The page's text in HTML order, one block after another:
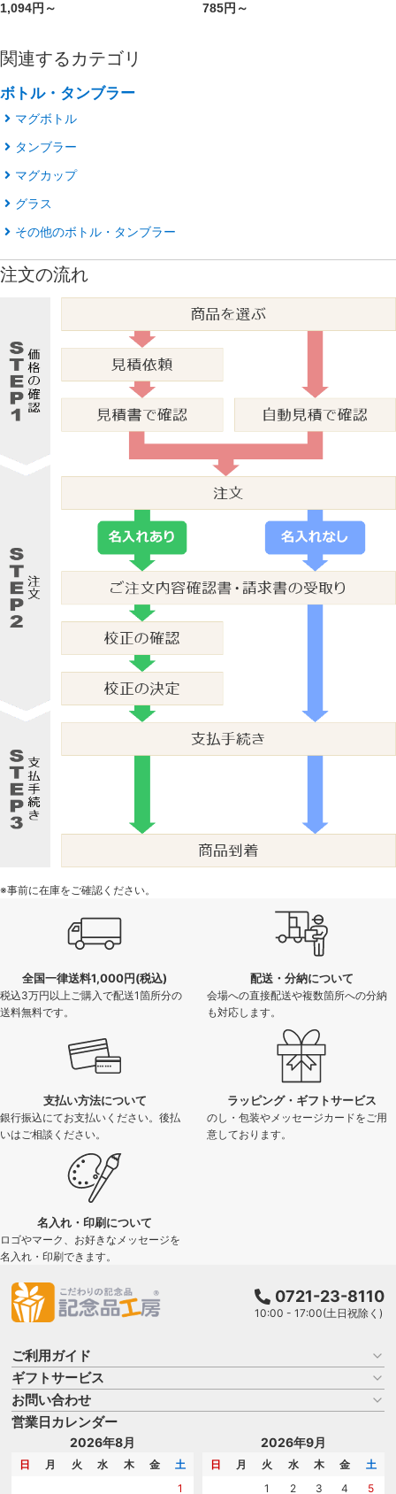
1,094円～ 785円～
関連するカテゴリ
ボトル・タンブラー
マグボトル
タンブラー
マグカップ
グラス
その他のボトル・タンブラー
注文の流れ
※事前に在庫をご確認ください。
全国一律送料1,000円(税込)
税込3万円以上ご購入で配送1箇所分の
送料無料です。
配送・分納について
会場への直接配送や複数箇所への分納
も対応します。
支払い方法について
銀行振込にてお支払いください。後払
いはご相談ください。
ラッピング・ギフトサービス
のし・包装やメッセージカードをご用
意しております。
名入れ・印刷について
ロゴやマーク、お好きなメッセージを
名入れ・印刷できます。
0721-23-8110
10:00 - 17:00(土日祝除く)
ご利用ガイド
お買い物ガイド
よくある質問
はじめての記念品選び
記念品工房の使い方
ギフトサービス
名入れについて
のし
メッセージカード
お問い合わせ
商品選びを相談する
名入れについて相談する
カタログを請求する
営業日カレンダー
2026年8月
日 月 火 水 木 金
土
1
2026年9月
日 月 火 水 木 金
土
1
2 3 4 5